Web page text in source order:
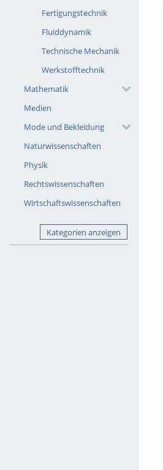
Fertigungstechnik
Fluiddynamik
Technische Mechanik
Werkstofftechnik
Mathematik
Medien
Mode und Bekleidung
Naturwissenschaften
Physik
Rechtswissenschaften
Wirtschaftswissenschaften
Kategorien anzeigen